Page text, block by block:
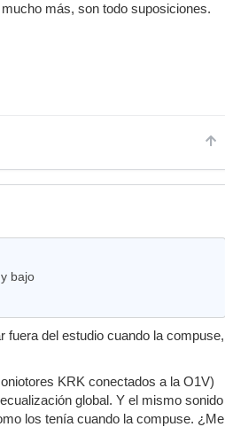
más, son todo suposiciones.
bajo
fuera del estudio cuando la compuse,
KRK conectados a la O1V)
global. Y el mismo sonido
los tenía cuando la compuse. ¿Me